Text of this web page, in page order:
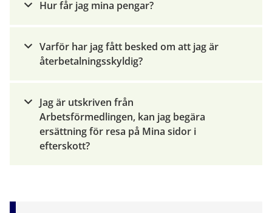
Hur får jag mina pengar?
Varför har jag fått besked om att jag är
återbetalningsskyldig?
Jag är utskriven från
Arbetsförmedlingen, kan jag begära
ersättning för resa på Mina sidor i
efterskott?